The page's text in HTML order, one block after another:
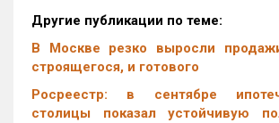
Другие публикации по теме:
В Москве резко выросли
строящегося, и готового
Росреестр: в сентябре
столицы показал устойчивую